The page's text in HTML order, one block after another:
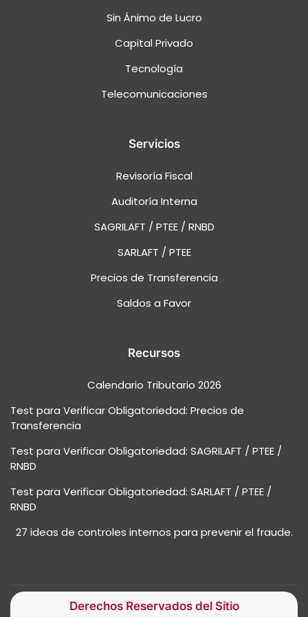
Sin Ánimo de Lucro
Capital Privado
Tecnología
Telecomunicaciones
Servicios
Revisoría Fiscal
Auditoría Interna
SAGRILAFT / PTEE / RNBD
SARLAFT / PTEE
Precios de Transferencia
Saldos a Favor
Recursos
Calendario Tributario 2026
Test para Verificar Obligatoriedad: Precios de
Transferencia
Test para Verificar Obligatoriedad: SAGRILAFT / PTEE /
RNBD
Test para Verificar Obligatoriedad: SARLAFT / PTEE /
RNBD
27 ideas de controles internos para prevenir el fraude.
Derechos Reservados del Sitio